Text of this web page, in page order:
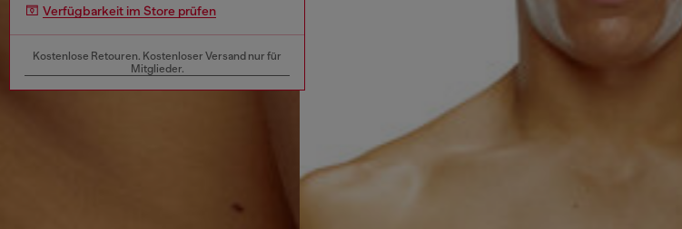
Verfügbarkeit im Store prüfen
Kostenlose Retouren. Kostenloser Versand nur für
Mitglieder.